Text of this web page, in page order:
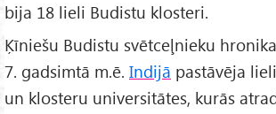
bija 18 lieli Budistu klosteri.
Ķīniešu Budistu svētceļnieku
7. gadsimtā m.ē. Indijā pastāvēja
un klosteru universitātes, kurās